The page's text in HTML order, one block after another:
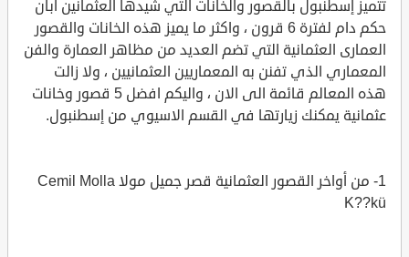
تتميز إسطنبول بالقصور والخانات التي شيدها العثمانين ابان
حكم دام لفترة 6 قرون ، واكثر ما يميز هذه الخانات والقصور
العمارى العثمانية التي تضم العديد من مظاهر العمارة والفن
المعماري الذي تفنن به المعماريين العثمانيين ، ولا زالت
هذه المعالم قائمة الى الان ، واليكم افضل 5 قصور وخانات
عثمانية يمكنك زيارتها في القسم الاسيوي من إسطنبول.
1- من أواخر القصور العثمانية قصر جميل مولا Cemil Molla
K??kü